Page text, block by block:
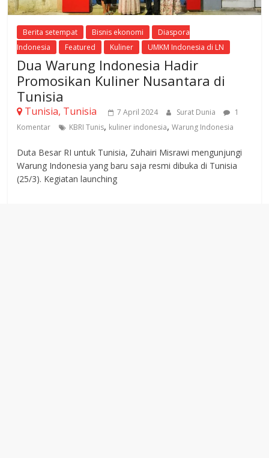
Berita setempat Bisnis ekonomi
Diaspora
Indonesia
Featured Kuliner UMKM Indonesia di LN
Dua Warung Indonesia Hadir
Promosikan Kuliner Nusantara di
Tunisia
Tunisia, Tunisia 7 April 2024 Surat Dunia
1
Komentar
KBRI Tunis, kuliner indonesia,Warung Indonesia
Duta Besar RI untuk Tunisia, Zuhairi Misrawi mengunjungi
Warung Indonesia yang baru saja resmi dibuka di Tunisia
(25/3). Kegiatan launching